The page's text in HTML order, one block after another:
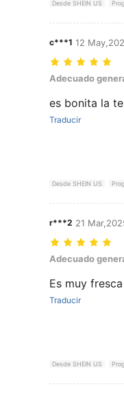
Desde SHEIN US
c***1 12
Adecuado general:
Adecuado
es bonita la
Traducir
Desde SHEIN US
r***2 21
Adecuado general:
Adecuado
Es muy
Traducir
Desde SHEIN US